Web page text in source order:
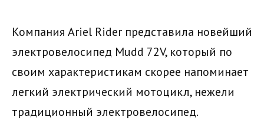
Компания Ariel Rider представила новейший
электровелосипед Mudd 72V, который по
своим характеристикам скорее напоминает
легкий электрический мотоцикл, нежели
традиционный электровелосипед.